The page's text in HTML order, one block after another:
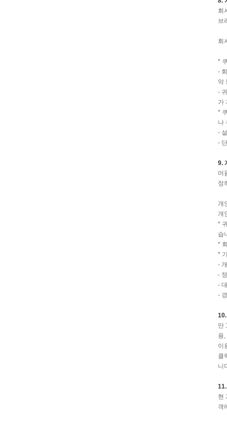
회
브
회
*
-
악
-
가
*
나
-
-
9.
머
정
개
개
*
습
*
*
-
-
-
-
만
용
이
클
니
현
객